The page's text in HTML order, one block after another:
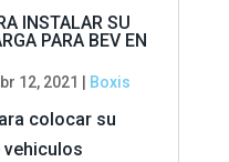
INSTALAR SU
PARA BEV EN
12, 2021 Boxis
colocar su